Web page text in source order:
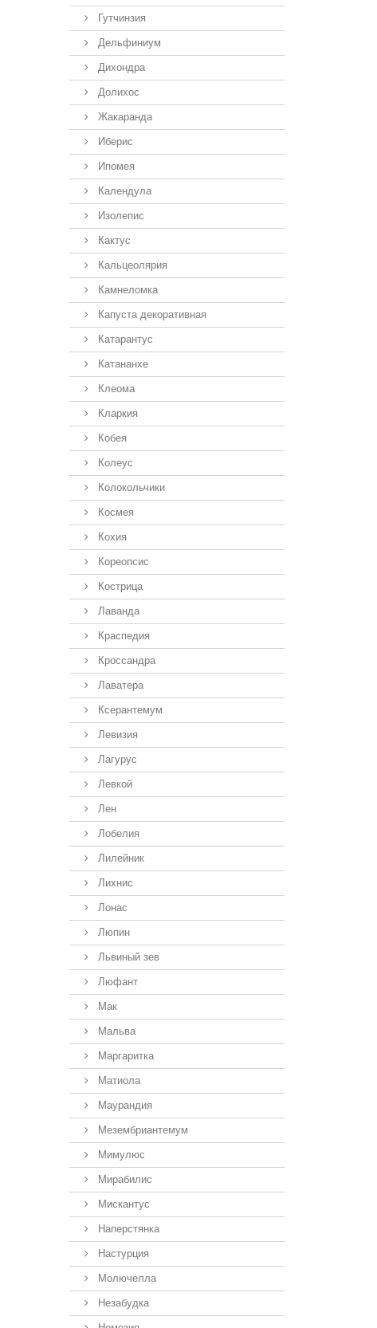
Гутчинзия
Дельфиниум
Дихондра
Долихос
Жакаранда
Иберис
Ипомея
Календула
Изолепис
Кактус
Кальцеолярия
Камнеломка
Капуста декоративная
Катарантус
Катананхе
Клеома
Кларкия
Кобея
Колеус
Колокольчики
Космея
Кохия
Кореопсис
Кострица
Лаванда
Краспедия
Кроссандра
Лаватера
Ксерантемум
Левизия
Лагурус
Левкой
Лен
Лобелия
Лилейник
Лихнис
Лонас
Люпин
Львиный зев
Люфант
Мак
Мальва
Маргаритка
Матиола
Маурандия
Мезембриантемум
Мимулюс
Мирабилис
Мискантус
Наперстянка
Настурция
Молючелла
Незабудка